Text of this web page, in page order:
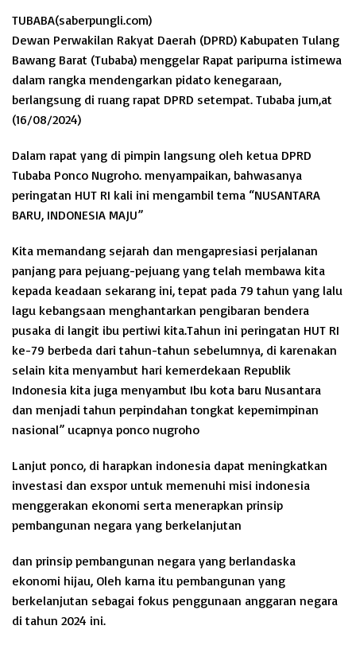
TUBABA(saberpungli.com)
Dewan Perwakilan Rakyat Daerah (DPRD) Kabupaten Tulang
Bawang Barat (Tubaba) menggelar Rapat paripurna istimewa
dalam rangka mendengarkan pidato kenegaraan,
berlangsung di ruang rapat DPRD setempat. Tubaba jum,at
(16/08/2024)
Dalam rapat yang di pimpin langsung oleh ketua DPRD
Tubaba Ponco Nugroho. menyampaikan, bahwasanya
peringatan HUT RI kali ini mengambil tema “NUSANTARA
BARU, INDONESIA MAJU”
Kita memandang sejarah dan mengapresiasi perjalanan
panjang para pejuang-pejuang yang telah membawa kita
kepada keadaan sekarang ini, tepat pada 79 tahun yang lalu
lagu kebangsaan menghantarkan pengibaran bendera
pusaka di langit ibu pertiwi kita.Tahun ini peringatan HUT RI
ke-79 berbeda dari tahun-tahun sebelumnya, di karenakan
selain kita menyambut hari kemerdekaan Republik
Indonesia kita juga menyambut Ibu kota baru Nusantara
dan menjadi tahun perpindahan tongkat kepemimpinan
nasional” ucapnya ponco nugroho
Lanjut ponco, di harapkan indonesia dapat meningkatkan
investasi dan exspor untuk memenuhi misi indonesia
menggerakan ekonomi serta menerapkan prinsip
pembangunan negara yang berkelanjutan
dan prinsip pembangunan negara yang berlandaska
ekonomi hijau, Oleh karna itu pembangunan yang
berkelanjutan sebagai fokus penggunaan anggaran negara
di tahun 2024 ini.